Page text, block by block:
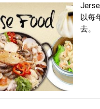
以每
去。